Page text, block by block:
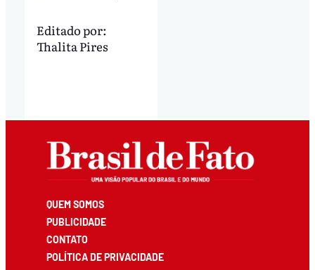
Editado por:
Thalita Pires
QUEM SOMOS
PUBLICIDADE
CONTATO
POLÍTICA DE PRIVACIDADE